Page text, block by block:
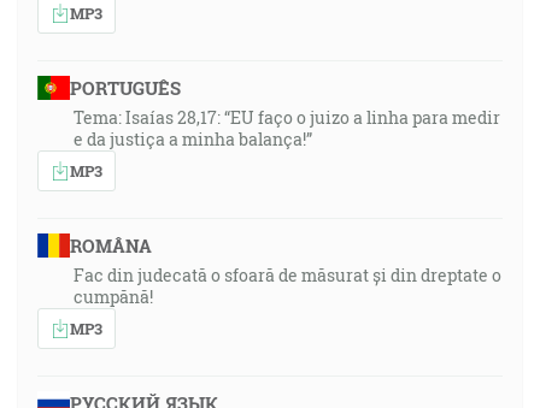
MP3
PORTUGUÊS
Tema: Isaías 28,17: “EU faço o juizo a linha para medir
e da justiça a minha balança!”
MP3
ROMÂNA
Fac din judecată o sfoară de măsurat și din dreptate o
cumpănă!
MP3
РУССКИЙ ЯЗЫК